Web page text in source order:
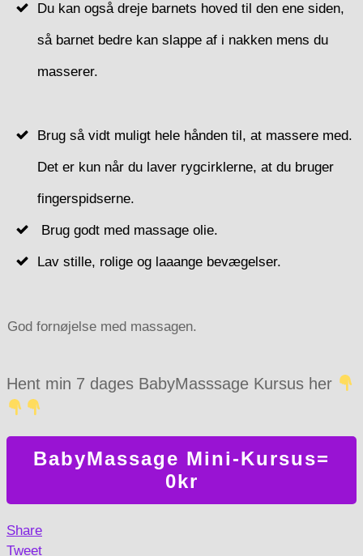
Du kan også dreje barnets hoved til den ene siden,
så barnet bedre kan slappe af i nakken mens du
masserer.
Brug så vidt muligt hele hånden til, at massere med.
Det er kun når du laver rygcirklerne, at du bruger
fingerspidserne.
Brug godt med massage olie.
Lav stille, rolige og laaange bevægelser.
God fornøjelse med massagen.
Hent min 7 dages BabyMasssage Kursus her
BabyMassage Mini-Kursus=
0kr
Share
Tweet